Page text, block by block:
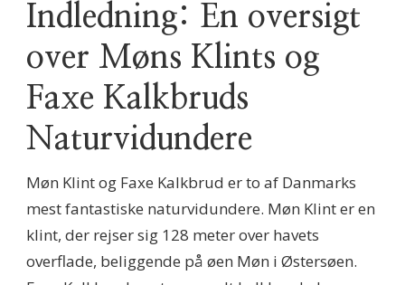
Indledning: En oversigt
over Møns Klints og
Faxe Kalkbruds
Naturvidundere
Møn Klint og Faxe Kalkbrud er to af Danmarks
mest fantastiske naturvidundere. Møn Klint er en
klint, der rejser sig 128 meter over havets
overflade, beliggende på øen Møn i Østersøen.